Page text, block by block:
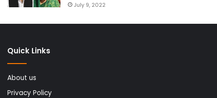
July 9, 2022
Quick Links
About us
Privacy Policy